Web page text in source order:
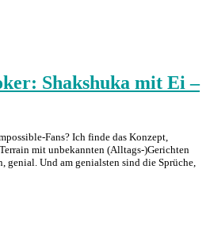
Shakshuka mit Ei –
Fans? Ich finde das Konzept,
mit unbekannten (Alltags-)Gerichten
genial. Und am genialsten sind die Sprüche,